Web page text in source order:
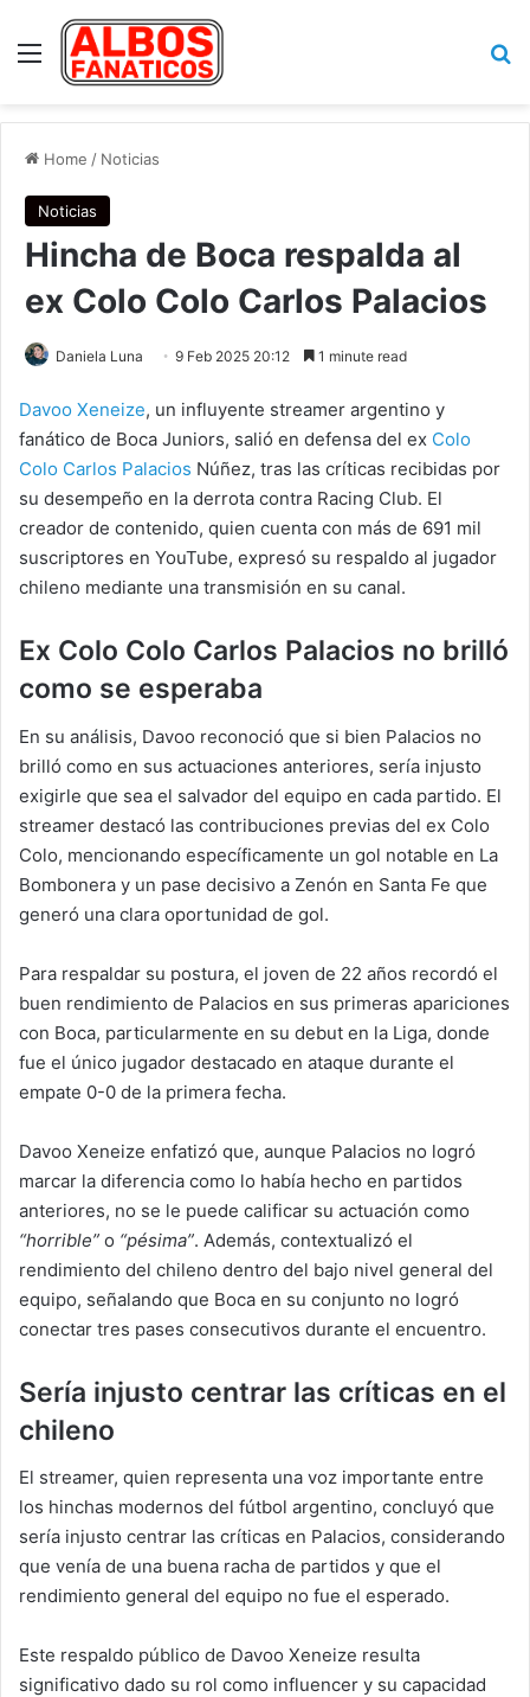
Menu
Home / Noticias
Noticias
Hincha de Boca respalda al
ex Colo Colo Carlos Palacios
Daniela Luna 9 Feb 2025 20:12 1 minute read
Davoo Xeneize, un influyente streamer argentino y
fanático de Boca Juniors, salió en defensa del ex Colo
Colo Carlos Palacios Núñez, tras las críticas recibidas por
su desempeño en la derrota contra Racing Club. El
creador de contenido, quien cuenta con más de 691 mil
suscriptores en YouTube, expresó su respaldo al jugador
chileno mediante una transmisión en su canal.
Ex Colo Colo Carlos Palacios no brilló
como se esperaba
En su análisis, Davoo reconoció que si bien Palacios no
brilló como en sus actuaciones anteriores, sería injusto
exigirle que sea el salvador del equipo en cada partido. El
streamer destacó las contribuciones previas del ex Colo
Colo, mencionando específicamente un gol notable en La
Bombonera y un pase decisivo a Zenón en Santa Fe que
generó una clara oportunidad de gol.
Para respaldar su postura, el joven de 22 años recordó el
buen rendimiento de Palacios en sus primeras apariciones
con Boca, particularmente en su debut en la Liga, donde
fue el único jugador destacado en ataque durante el
empate 0-0 de la primera fecha.
Davoo Xeneize enfatizó que, aunque Palacios no logró
marcar la diferencia como lo había hecho en partidos
anteriores, no se le puede calificar su actuación como
“horrible” o “pésima”. Además, contextualizó el
rendimiento del chileno dentro del bajo nivel general del
equipo, señalando que Boca en su conjunto no logró
conectar tres pases consecutivos durante el encuentro.
Sería injusto centrar las críticas en el
chileno
El streamer, quien representa una voz importante entre
los hinchas modernos del fútbol argentino, concluyó que
sería injusto centrar las críticas en Palacios, considerando
que venía de una buena racha de partidos y que el
rendimiento general del equipo no fue el esperado.
Este respaldo público de Davoo Xeneize resulta
significativo dado su rol como influencer y su capacidad